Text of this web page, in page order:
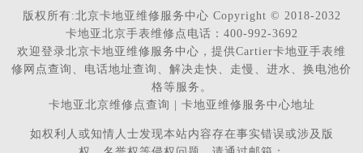
版权所有:北京卡地亚维修服务中心 Copyright © 2018-2032
卡地亚北京手表维修点电话：400-992-3692
欢迎登录北京卡地亚维修服务中心，提供Cartier卡地亚手表维
修网点查询、电话地址查询、解决走快、走慢、进水、换电池价
格等服务。
卡地亚北京维修点查询 | 卡地亚维修服务中心地址
如权利人或知情人士发现本站内容存在事实错误或涉及版